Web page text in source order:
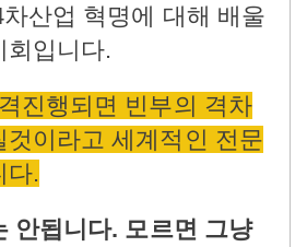
산업 혁명에 대해 배울
회입니다.
진행되면 빈부의 격차
것이라고 세계적인 전문
다.
안됩니다. 모르면 그냥